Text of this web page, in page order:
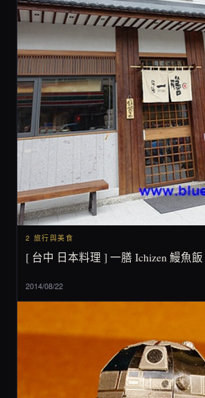
2 旅行與美食
[ 台中 日本料理 ] 一膳 Ichizen 鰻魚
2014/08/22